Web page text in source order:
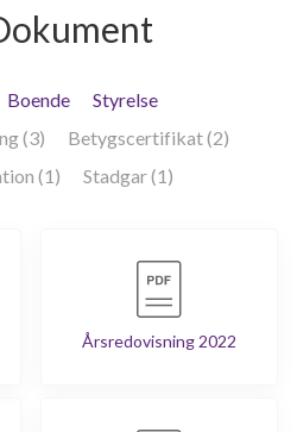
Boende
Styrelse
(3)
Betygscertifikat (2)
(1)
Stadgar (1)
Årsredovisning 2022